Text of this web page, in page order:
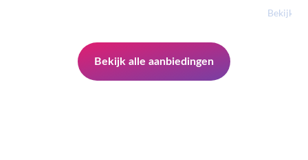
Bekijk
Bekijk alle aanbiedingen